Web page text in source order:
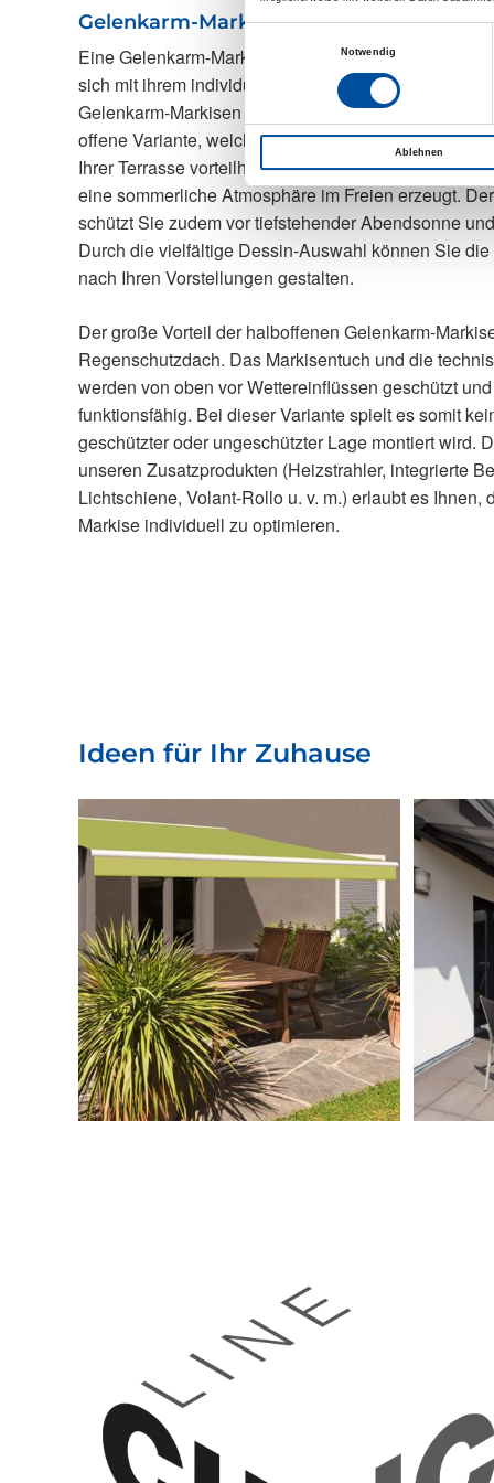
Notwendig
Ablehnen
Gelenkarm-Markise
Eine Gelenkarm-Markise bringt schöne Farbakzente
sich mit ihrem individuellen Design harmonisch in
Gelenkarm-Markisen treten in offener oder
offene Variante, welche vor allem bei einer Montage
Ihrer Terrasse vorteilhaft ist, ist ein universell
eine sommerliche Atmosphäre im Freien erzeugt.
schützt Sie zudem vor tiefstehender Abendsonne
Durch die vielfältige Dessin-Auswahl können Sie
nach Ihren Vorstellungen gestalten.
Der große Vorteil der halboffenen Gelenkarm-
Regenschutzdach. Das Markisentuch und die
werden von oben vor Wettereinflüssen geschützt
funktionsfähig. Bei dieser Variante spielt es somit
geschützter oder ungeschützter Lage montiert wird.
unseren Zusatzprodukten (Heizstrahler, integrierte
Lichtschiene, Volant-Rollo u. v. m.) erlaubt es Ihnen,
Markise individuell zu optimieren.
Ideen für Ihr Zuhause